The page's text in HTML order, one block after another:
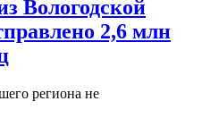
Вологодской
2,6 млн
региона не